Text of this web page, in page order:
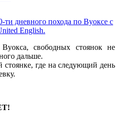
свободных стоянок не
дальше.
стоянке, где на следующий день